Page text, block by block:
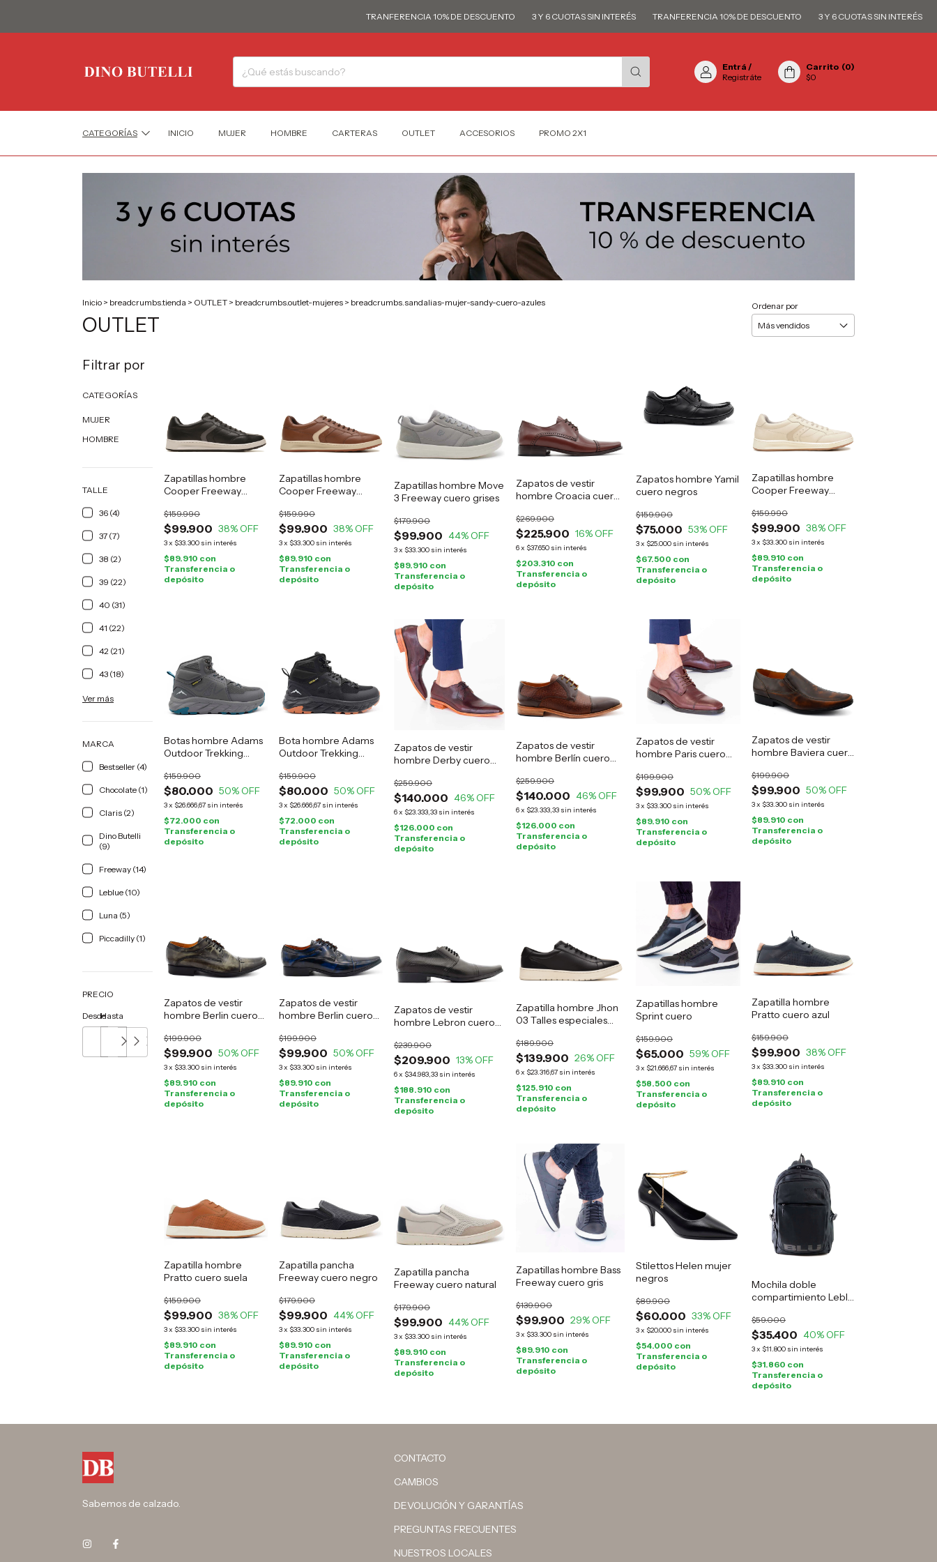
TRANFERENCIA 10% DE DESCUENTO 3 Y 6 CUOTAS SIN INTERÉS TRANFERENCIA 10% DE DESCUENTO 3 Y 6 CUOTAS SIN INTERÉS
Entrá /
Registráte
Carrito (0)
$0
CATEGORÍAS INICIO MUJER HOMBRE CARTERAS OUTLET ACCESORIOS PROMO 2X1
Inicio > breadcrumbs.tienda > OUTLET > breadcrumbs.outlet-mujeres > breadcrumbs.sandalias-mujer-sandy-cuero-azules
OUTLET
Ordenar por
Filtrar por
CATEGORÍAS
MUJER
HOMBRE
TALLE
36 (4)
37 (7)
38 (2)
39 (22)
40 (31)
41 (22)
42 (21)
43 (18)
Ver más
MARCA
Bestseller (4)
Chocolate (1)
Claris (2)
Dino Butelli
(9)
Freeway (14)
Leblue (10)
Luna (5)
Piccadilly (1)
PRECIO
DesdeHasta
Zapatillas hombre
Cooper Freeway
$99.900
$159.990
38% OFF
3x $33.300 sin interés
$89.910 con
Transferencia o
depósito
Zapatillas hombre
Cooper Freeway
$99.900
$159.990
38% OFF
3x $33.300 sin interés
$89.910 con
Transferencia o
depósito
Zapatillas hombre Move
3 Freeway cuero grises
$99.900
$179.900
44% OFF
3x $33.300 sin interés
$89.910 con
Transferencia o
depósito
Zapatos de vestir
hombre Croacia cuero
$225.900
$269.900
16% OFF
6x $37.650 sin interés
$203.310 con
Transferencia o
depósito
Zapatos hombre Yamil
cuero negros
$75.000
$159.900
53% OFF
3x $25.000 sin interés
$67.500 con
Transferencia o
depósito
Zapatillas hombre
Cooper Freeway
$99.900
$159.990
38% OFF
3x $33.300 sin interés
$89.910 con
Transferencia o
depósito
Botas hombre Adams
Outdoor Trekking
$80.000
$159.900
50% OFF
3x $26.666,67 sin interés
$72.000 con
Transferencia o
depósito
Bota hombre Adams
Outdoor Trekking
$80.000
$159.900
50% OFF
3x $26.666,67 sin interés
$72.000 con
Transferencia o
depósito
Zapatos de vestir
hombre Derby cuero
$140.000
$259.900
46% OFF
6x $23.333,33 sin interés
$126.000 con
Transferencia o
depósito
Zapatos de vestir
hombre Berlín cuero
$140.000
$259.900
46% OFF
6x $23.333,33 sin interés
$126.000 con
Transferencia o
depósito
Zapatos de vestir
hombre Paris cuero
$99.900
$199.900
50% OFF
3x $33.300 sin interés
$89.910 con
Transferencia o
depósito
Zapatos de vestir
hombre Baviera cuero
$99.900
$199.900
50% OFF
3x $33.300 sin interés
$89.910 con
Transferencia o
depósito
Zapatos de vestir
hombre Berlin cuero
$99.900
$199.900
50% OFF
3x $33.300 sin interés
$89.910 con
Transferencia o
depósito
Zapatos de vestir
hombre Berlin cuero
$99.900
$199.900
50% OFF
3x $33.300 sin interés
$89.910 con
Transferencia o
depósito
Zapatos de vestir
hombre Lebron cuero
$209.900
$239.900
13% OFF
6x $34.983,33 sin interés
$188.910 con
Transferencia o
depósito
Zapatilla hombre Jhon
03 Talles especiales
$139.900
$189.900
26% OFF
6x $23.316,67 sin interés
$125.910 con
Transferencia o
depósito
Zapatillas hombre
Sprint cuero
$65.000
$159.900
59% OFF
3x $21.666,67 sin interés
$58.500 con
Transferencia o
depósito
Zapatilla hombre
Pratto cuero azul
$99.900
$159.900
38% OFF
3x $33.300 sin interés
$89.910 con
Transferencia o
depósito
Zapatilla hombre
Pratto cuero suela
$99.900
$159.900
38% OFF
3x $33.300 sin interés
$89.910 con
Transferencia o
depósito
Zapatilla pancha
Freeway cuero negro
$99.900
$179.900
44% OFF
3x $33.300 sin interés
$89.910 con
Transferencia o
depósito
Zapatilla pancha
Freeway cuero natural
$99.900
$179.900
44% OFF
3x $33.300 sin interés
$89.910 con
Transferencia o
depósito
Zapatillas hombre Bass
Freeway cuero gris
$99.900
$139.900
29% OFF
3x $33.300 sin interés
$89.910 con
Transferencia o
depósito
Stilettos Helen mujer
negros
$60.000
$89.900
33% OFF
3x $20.000 sin interés
$54.000 con
Transferencia o
depósito
Mochila doble
compartimiento Leblu
$35.400
$59.000
40% OFF
3x $11.800 sin interés
$31.860 con
Transferencia o
depósito
Sabemos de calzado.
CONTACTO
CAMBIOS
DEVOLUCIÓN Y GARANTÍAS
PREGUNTAS FRECUENTES
NUESTROS LOCALES